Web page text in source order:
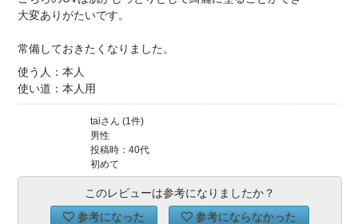
大変ありがたいです。
常備しておきたくなりました。
使う人：本人
使い道：本人用
taiさん (1件)
男性
投稿時：40代
初めて
このレビューは参考になりましたか？
参考になった
参考にならなかった